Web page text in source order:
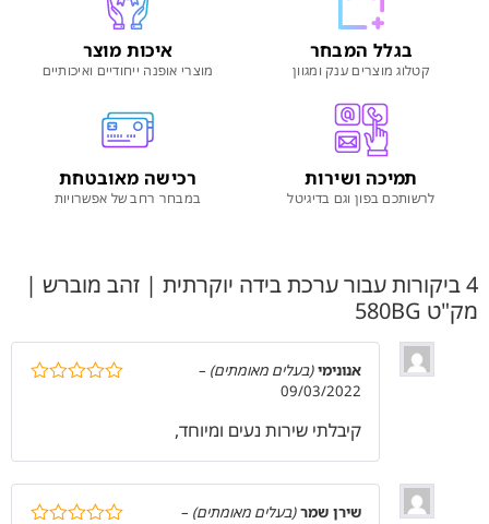
בגלל המבחר
קטלוג מוצרים ענק ומגוון
איכות מוצר
מוצרי אופנה ייחודיים ואיכותיים
תמיכה ושירות
לרשותכם בפון וגם בדיגיטל
רכישה מאובטחת
במבחר רחב של אפשרויות
4 ביקורות עבור
ערכת בידה יוקרתית | זהב מוברש |
מק"ט 580BG
אנונימי(בעלים מאומתים) –
09/03/2022
קיבלתי שירות נעים ומיוחד,
שירן שמר(בעלים מאומתים) –